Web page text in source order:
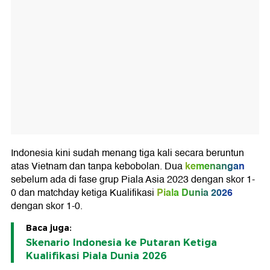
Indonesia kini sudah menang tiga kali secara beruntun
atas Vietnam dan tanpa kebobolan. Duakemenangan
sebelum ada di fase grup Piala Asia 2023 dengan skor 1-
0 dan matchday ketiga Kualifikasi Piala Dunia 2026
dengan skor 1-0.
Baca juga:
Skenario Indonesia ke Putaran Ketiga
Kualifikasi Piala Dunia 2026